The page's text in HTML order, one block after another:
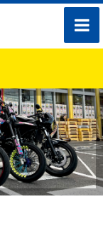
toggle